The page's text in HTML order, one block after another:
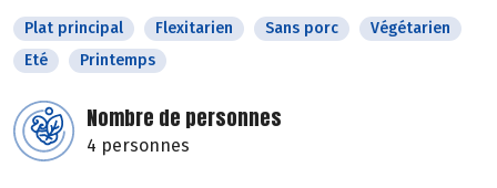
Plat principal Flexitarien Sans porc
Végétarien
Eté
Printemps
Nombre de personnes
4 personnes